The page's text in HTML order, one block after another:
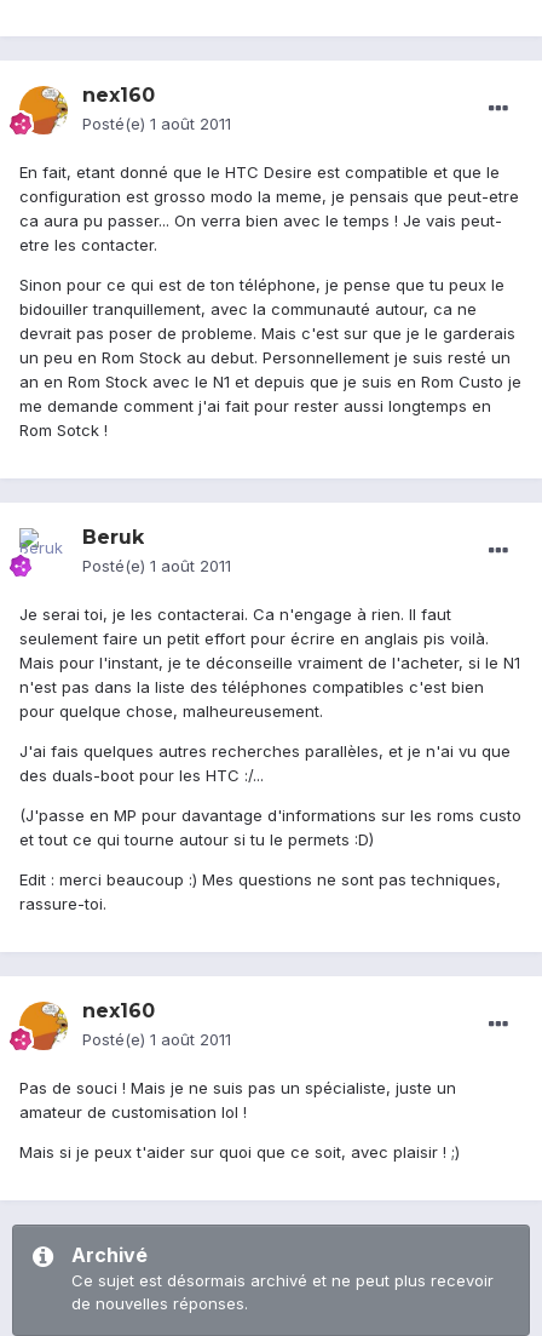
nex160
Posté(e) 1 août 2011
En fait, etant donné que le HTC Desire est compatible et que le
configuration est grosso modo la meme, je pensais que peut-etre
ca aura pu passer... On verra bien avec le temps ! Je vais peut-
etre les contacter.
Sinon pour ce qui est de ton téléphone, je pense que tu peux le
bidouiller tranquillement, avec la communauté autour, ca ne
devrait pas poser de probleme. Mais c'est sur que je le garderais
un peu en Rom Stock au debut. Personnellement je suis resté un
an en Rom Stock avec le N1 et depuis que je suis en Rom Custo je
me demande comment j'ai fait pour rester aussi longtemps en
Rom Sotck !
Beruk
Posté(e) 1 août 2011
Je serai toi, je les contacterai. Ca n'engage à rien. Il faut
seulement faire un petit effort pour écrire en anglais pis voilà.
Mais pour l'instant, je te déconseille vraiment de l'acheter, si le N1
n'est pas dans la liste des téléphones compatibles c'est bien
pour quelque chose, malheureusement.
J'ai fais quelques autres recherches parallèles, et je n'ai vu que
des duals-boot pour les HTC :/...
(J'passe en MP pour davantage d'informations sur les roms custo
et tout ce qui tourne autour si tu le permets :D)
Edit : merci beaucoup :) Mes questions ne sont pas techniques,
rassure-toi.
nex160
Posté(e) 1 août 2011
Pas de souci ! Mais je ne suis pas un spécialiste, juste un
amateur de customisation lol !
Mais si je peux t'aider sur quoi que ce soit, avec plaisir ! ;)
Archivé
Ce sujet est désormais archivé et ne peut plus recevoir
de nouvelles réponses.